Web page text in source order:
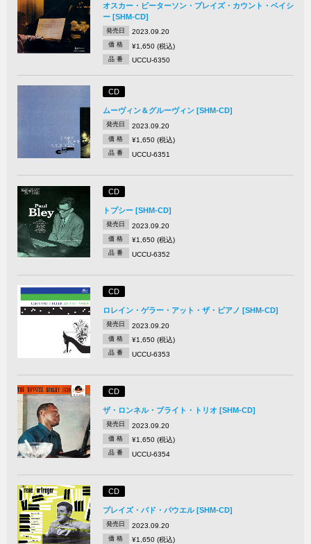
オスカー・ピーターソン・プレイズ・カウント・ベイシ
ー [SHM-CD]
発売日 2023.09.20
価 格 ¥1,650 (税込)
品 番 UCCU-6350
CD
ムーヴィン＆グルーヴィン [SHM-CD]
発売日 2023.09.20
価 格 ¥1,650 (税込)
品 番 UCCU-6351
CD
トプシー [SHM-CD]
発売日 2023.09.20
価 格 ¥1,650 (税込)
品 番 UCCU-6352
CD
ロレイン・ゲラー・アット・ザ・ピアノ [SHM-CD]
発売日 2023.09.20
価 格 ¥1,650 (税込)
品 番 UCCU-6353
CD
ザ・ロンネル・ブライト・トリオ [SHM-CD]
発売日 2023.09.20
価 格 ¥1,650 (税込)
品 番 UCCU-6354
CD
プレイズ・バド・パウエル [SHM-CD]
発売日 2023.09.20
価 格 ¥1,650 (税込)